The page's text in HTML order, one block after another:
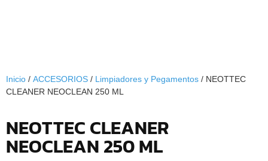
Inicio / ACCESORIOS / Limpiadores y Pegamentos / NEOTTEC
CLEANER NEOCLEAN 250 ML
NEOTTEC CLEANER
NEOCLEAN 250 ML